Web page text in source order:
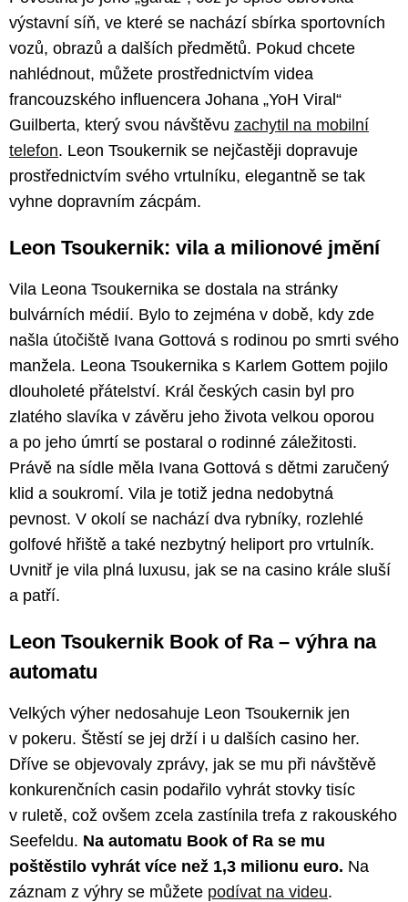
výstavní síň, ve které se nachází sbírka sportovních
vozů, obrazů a dalších předmětů. Pokud chcete
nahlédnout, můžete prostřednictvím videa
francouzského influencera Johana „YoH Viral“
Guilberta, který svou návštěvu zachytil na mobilní
telefon. Leon Tsoukernik se nejčastěji dopravuje
prostřednictvím svého vrtulníku, elegantně se tak
vyhne dopravním zácpám.
Leon Tsoukernik: vila a milionové jmění
Vila Leona Tsoukernika se dostala na stránky
bulvárních médií. Bylo to zejména v době, kdy zde
našla útočiště Ivana Gottová s rodinou po smrti svého
manžela. Leona Tsoukernika s Karlem Gottem pojilo
dlouholeté přátelství. Král českých casin byl pro
zlatého slavíka v závěru jeho života velkou oporou
a po jeho úmrtí se postaral o rodinné záležitosti.
Právě na sídle měla Ivana Gottová s dětmi zaručený
klid a soukromí. Vila je totiž jedna nedobytná
pevnost. V okolí se nachází dva rybníky, rozlehlé
golfové hřiště a také nezbytný heliport pro vrtulník.
Uvnitř je vila plná luxusu, jak se na casino krále sluší
a patří.
Leon Tsoukernik Book of Ra – výhra na
automatu
Velkých výher nedosahuje Leon Tsoukernik jen
v pokeru. Štěstí se jej drží i u dalších casino her.
Dříve se objevovaly zprávy, jak se mu při návštěvě
konkurenčních casin podařilo vyhrát stovky tisíc
v ruletě, což ovšem zcela zastínila trefa z rakouského
Seefeldu. Na automatu Book of Ra se mu
poštěstilo vyhrát více než 1,3 milionu euro. Na
záznam z výhry se můžete podívat na videu.